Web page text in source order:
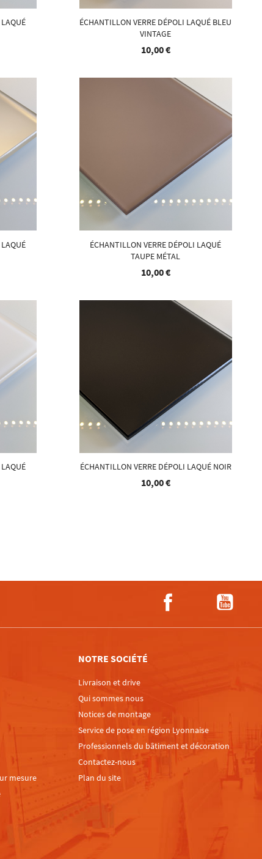
ÉCHANTILLON VERRE DÉPOLI LAQUÉ BLEU
VINTAGE
10,00 €
ÉCHANTILLON VERRE DÉPOLI LAQUÉ
TAUPE MÉTAL
10,00 €
ÉCHANTILLON VERRE DÉPOLI LAQUÉ NOIR
10,00 €
Facebook
mesure
NOTRE SOCIÉTÉ
Livraison et drive
Qui sommes nous
Notices de montage
Service de pose en région Lyonnaise
Professionnels du bâtiment et décoration
Contactez-nous
Plan du site